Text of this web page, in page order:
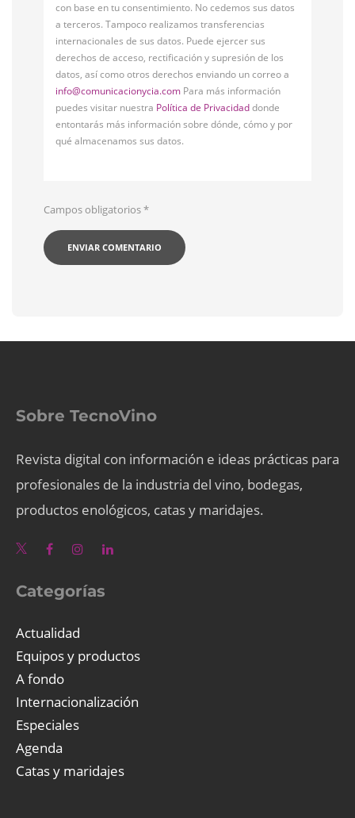
con base en tu consentimiento. No cedemos sus datos
a terceros. Tampoco realizamos transferencias
internacionales de sus datos. Puede ejercer sus
derechos de acceso, rectificación y supresión de los
datos, así como otros derechos enviando un correo a
info@comunicacionycia.com Para más información
puedes visitar nuestra Política de Privacidaddonde
entontarás más información sobre dónde, cómo y por
qué almacenamos sus datos.
Campos obligatorios*
Sobre TecnoVino
Revista digital con información e ideas prácticas para
profesionales de la industria del vino, bodegas,
productos enológicos, catas y maridajes.
Categorías
Actualidad
Equipos y productos
A fondo
Internacionalización
Especiales
Agenda
Catas y maridajes